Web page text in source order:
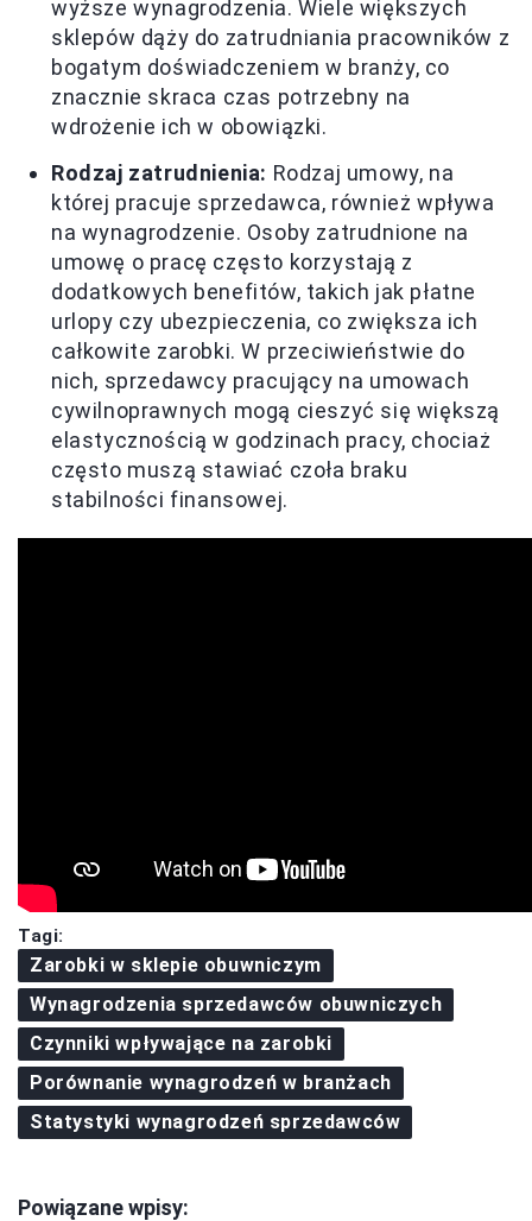
wyższe wynagrodzenia. Wiele większych
sklepów dąży do zatrudniania pracowników z
bogatym doświadczeniem w branży, co
znacznie skraca czas potrzebny na
wdrożenie ich w obowiązki.
Rodzaj zatrudnienia: Rodzaj umowy, na
której pracuje sprzedawca, również wpływa
na wynagrodzenie. Osoby zatrudnione na
umowę o pracę często korzystają z
dodatkowych benefitów, takich jak płatne
urlopy czy ubezpieczenia, co zwiększa ich
całkowite zarobki. W przeciwieństwie do
nich, sprzedawcy pracujący na umowach
cywilnoprawnych mogą cieszyć się większą
elastycznością w godzinach pracy, chociaż
często muszą stawiać czoła braku
stabilności finansowej.
Tagi:
Zarobki w sklepie obuwniczym
Wynagrodzenia sprzedawców obuwniczych
Czynniki wpływające na zarobki
Porównanie wynagrodzeń w branżach
Statystyki wynagrodzeń sprzedawców
Powiązane wpisy: